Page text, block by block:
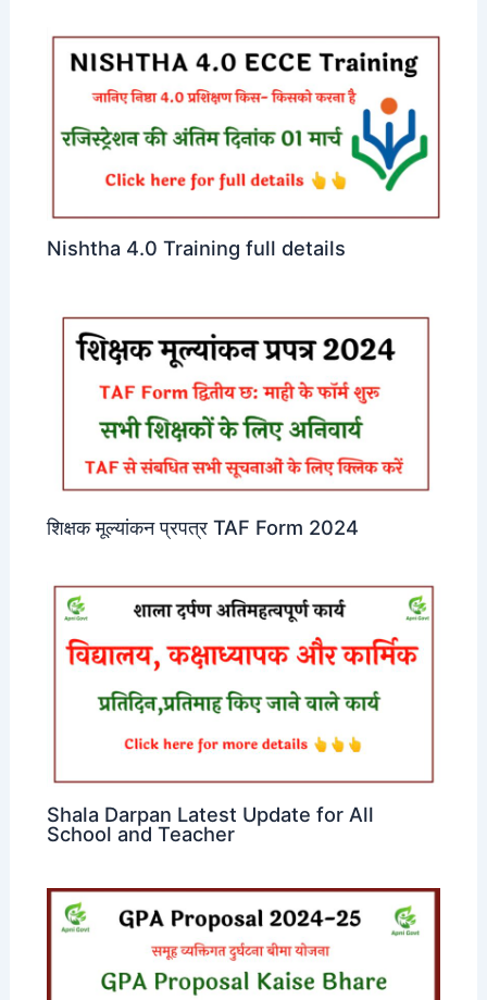
Nishtha 4.0 Training full details
शिक्षक मूल्यांकन प्रपत्र TAF Form 2024
Shala Darpan Latest Update for All
School and Teacher